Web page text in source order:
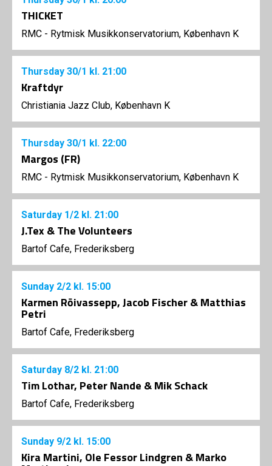
THICKET
RMC - Rytmisk Musikkonservatorium, København K
Thursday 30/1 kl. 21:00
Kraftdyr
Christiania Jazz Club, København K
Thursday 30/1 kl. 22:00
Margos (FR)
RMC - Rytmisk Musikkonservatorium, København K
Saturday 1/2 kl. 21:00
J.Tex & The Volunteers
Bartof Cafe, Frederiksberg
Sunday 2/2 kl. 15:00
Karmen Rōivassepp, Jacob Fischer & Matthias
Petri
Bartof Cafe, Frederiksberg
Saturday 8/2 kl. 21:00
Tim Lothar, Peter Nande & Mik Schack
Bartof Cafe, Frederiksberg
Sunday 9/2 kl. 15:00
Kira Martini, Ole Fessor Lindgren & Marko